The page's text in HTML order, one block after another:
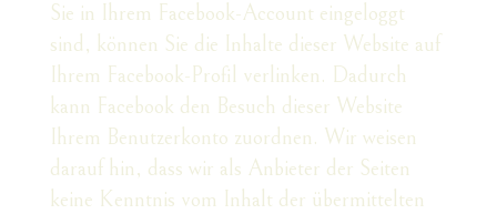
Sie in Ihrem Facebook-Account eingeloggt
sind, können Sie die Inhalte dieser Website auf
Ihrem Facebook-Profil verlinken. Dadurch
kann Facebook den Besuch dieser Website
Ihrem Benutzerkonto zuordnen. Wir weisen
darauf hin, dass wir als Anbieter der Seiten
keine Kenntnis vom Inhalt der übermittelten